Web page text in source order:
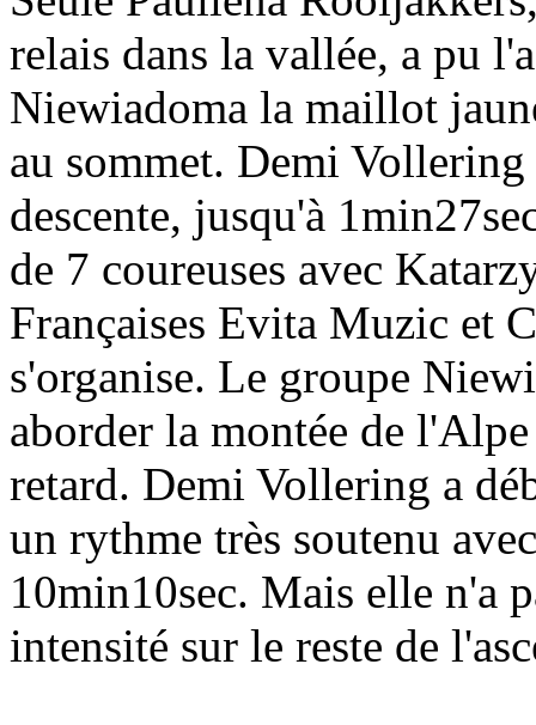
relais dans la vallée, a pu
Niewiadoma la maillot
au sommet. Demi Vollering
descente, jusqu'à
de 7 coureuses avec
Françaises Evita Muzic et
s'organise. Le groupe
aborder la montée de
retard. Demi Vollering a
un rythme très soutenu
10min10sec. Mais elle n'a
intensité sur le reste de